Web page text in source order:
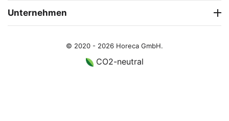
Unternehmen
© 2020 - 2026 Horeca GmbH.
CO2-neutral